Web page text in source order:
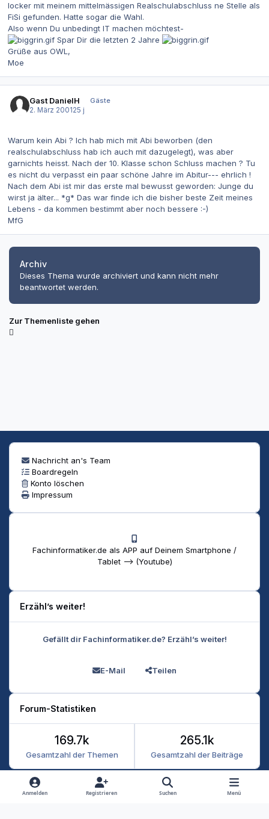
locker mit meinem mittelmässigen Realschulabschluss ne Stelle als
FiSi gefunden. Hatte sogar die Wahl.
Also wenn Du unbedingt IT machen möchtest-
Spar Dir die letzten 2 Jahre
Grüße aus OWL,
Moe
Gast DanielH
Gäste
2. März 2001 25 j
Warum kein Abi ? Ich hab mich mit Abi beworben (den
realschulabschluss hab ich auch mit dazugelegt), was aber
garnichts heisst. Nach der 10. Klasse schon Schluss machen ? Tu
es nicht du verpasst ein paar schöne Jahre im Abitur--- ehrlich !
Nach dem Abi ist mir das erste mal bewusst geworden: Junge du
wirst ja älter... *g* Das war finde ich die bisher beste Zeit meines
Lebens - da kommen bestimmt aber noch bessere :-)
MfG
Archiv
Dieses Thema wurde archiviert und kann nicht mehr
beantwortet werden.
Zur Themenliste gehen
Nachricht an's Team
Boardregeln
Konto löschen
Impressum
Fachinformatiker.de als APP auf Deinem Smartphone /
Tablet --> (Youtube)
Erzähl’s weiter!
Gefällt dir Fachinformatiker.de? Erzähl’s weiter!
E-Mail Teilen
Forum-Statistiken
Gesamtzahl der Themen
169.7k
Gesamtzahl der Beiträge
265.1k
Heller Modus
Dunkler Modus
Systemeinstellung
Anmelden Registrieren Suchen Menü